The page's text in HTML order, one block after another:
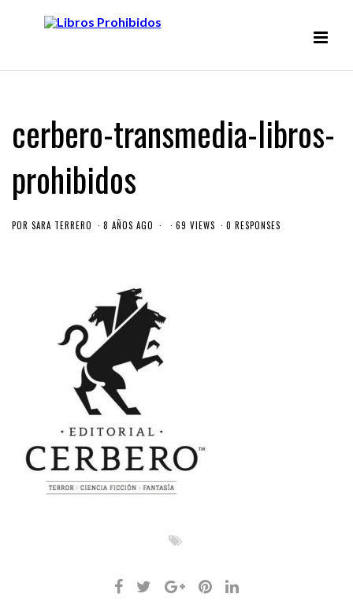
cerbero-transmedia-libros-
prohibidos
POR SARA TERRERO 8 AÑOS AGO 69 VIEWS 0 RESPONSES